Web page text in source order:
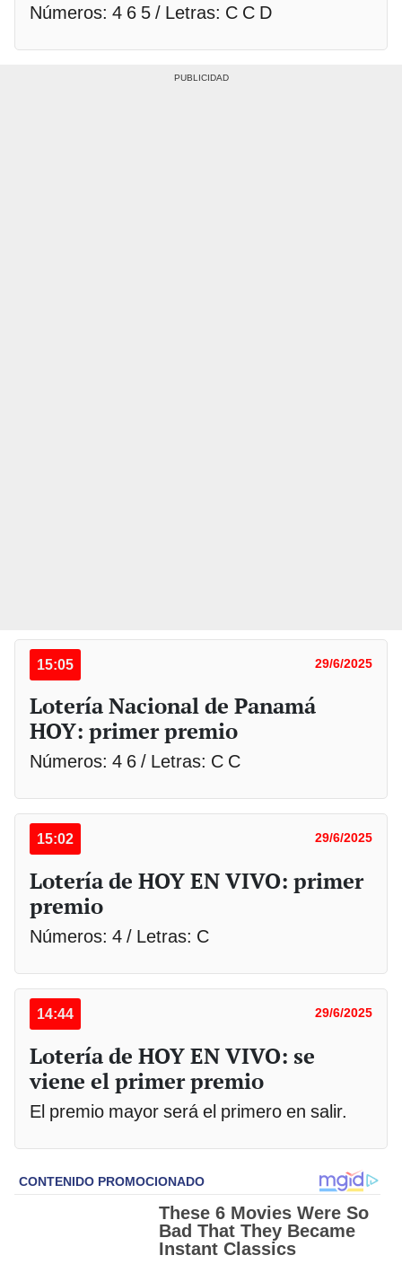
Números: 4 6 5 / Letras: C C D
15:05 29/6/2025
Lotería Nacional de Panamá
HOY: primer premio
Números: 4 6 / Letras: C C
15:02 29/6/2025
Lotería de HOY EN VIVO: primer
premio
Números: 4 / Letras: C
14:44 29/6/2025
Lotería de HOY EN VIVO: se
viene el primer premio
El premio mayor será el primero en salir.